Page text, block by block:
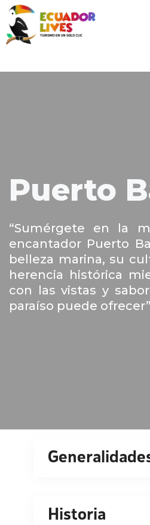
Saltar
contenido
Puerto
“Sumérgete en la
encantador Puerto
belleza marina, su
herencia histórica
con las vistas y
paraíso puede
Historia